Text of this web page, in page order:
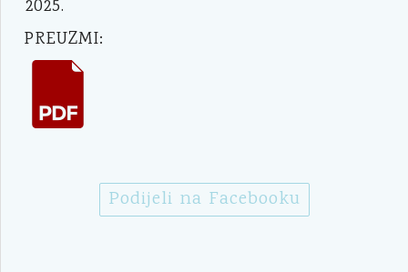
2025.
PREUZMI:
Podijeli na Facebooku